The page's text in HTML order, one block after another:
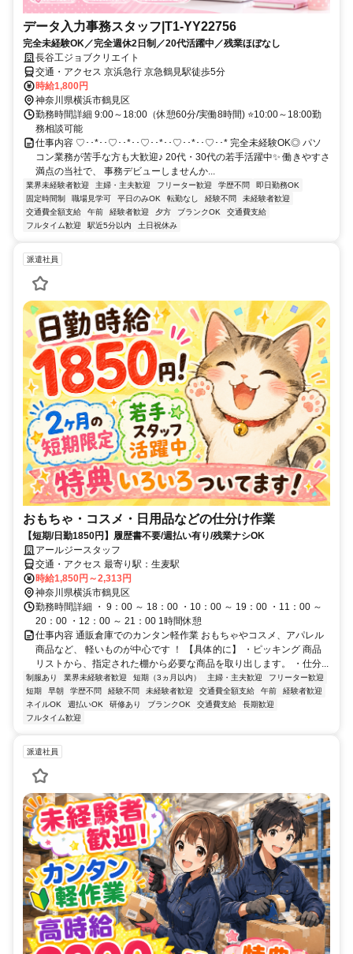
データ入力事務スタッフ|T1-YY22756
完全未経験OK／完全週休2日制／20代活躍中／残業ほぼなし
長谷工ジョブクリエイト
交通・アクセス 京浜急行 京急鶴見駅徒歩5分
時給1,800円
神奈川県横浜市鶴見区
勤務時間詳細 9:00～18:00（休憩60分/実働8時間) ⭐10:00～18:00勤
務相談可能
仕事内容 ♡･･*･･♡･･*･･♡･･*･･♡･･*･･♡･･* 完全未経験OK◎ パソ
コン業務が苦手な方も大歓迎♪ 20代・30代の若手活躍中✨ 働きやすさ
満点の当社で、 事務デビューしませんか...
業界未経験者歓迎 主婦・主夫歓迎 フリーター歓迎 学歴不問
即日勤務OK
固定時間制
職場見学可 平日のみOK 転勤なし 経験不問
未経験者歓迎
交通費全額支給
午前 経験者歓迎 夕方 ブランクOK
交通費支給
フルタイム歓迎
駅近5分以内 土日祝休み
派遣社員
おもちゃ・コスメ・日用品などの仕分け作業
【短期/日勤1850円】履歴書不要/週払い有り/残業ナシOK
アールジースタッフ
交通・アクセス 最寄り駅：生麦駅
時給1,850円～2,313円
神奈川県横浜市鶴見区
勤務時間詳細 ・ 9：00 ～ 18：00 ・10：00 ～ 19：00 ・11：00 ～
20：00 ・12：00 ～ 21：00 1時間休憩
仕事内容 通販倉庫でのカンタン軽作業 おもちゃやコスメ、アパレル
商品など、 軽いものが中心です ！ 【具体的に】 ・ピッキング 商品
リストから、指定された棚から必要な商品を取り出します。 ・仕分...
制服あり 業界未経験者歓迎 短期（3ヵ月以内） 主婦・主夫歓迎
フリーター歓迎
短期
早朝 学歴不問 経験不問 未経験者歓迎 交通費全額支給 午前
経験者歓迎
ネイルOK
週払いOK 研修あり ブランクOK 交通費支給
長期歓迎
フルタイム歓迎
派遣社員